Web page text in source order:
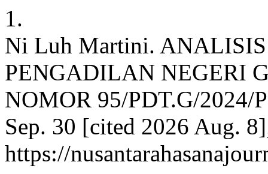
1.
Ni Luh Martini.
PENGADILAN NEGERI
NOMOR 95/PDT.G/2024/
Sep. 30 [cited 2026 Aug.
https://